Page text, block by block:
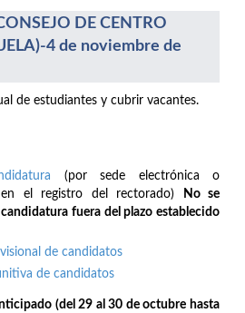
DE CENTRO
4 de noviembre de
de estudiantes y cubrir vacantes.
(por sede electrónica o
en el registro del rectorado)
No se
fuera del plazo establecido
de candidatos
de candidatos
(del 29 al 30 de octubre hasta